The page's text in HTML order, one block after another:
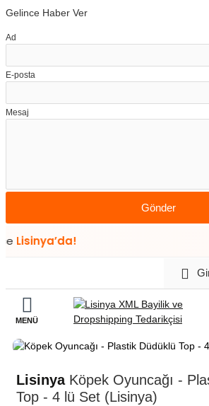
Gelince Haber Ver
Ad
E-posta
Mesaj
Gönder
LisinyaKöpek Oyuncağı -
Top - 4 lü Set (Lisinya)